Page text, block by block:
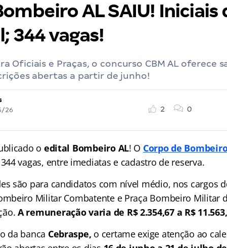
AL SAIU! Iniciais
344 vagas!
Oficiais e Praças, o concurso CBM AL oferece
abertas a partir de junho!
26
2 0
o edital Bombeiro AL! O Corpo de
vagas, entre imediatas e cadastro de reserva.
são para candidatos com nível médio, nos cargos
Militar Combatente e Praça Bombeiro Militar
A remuneração varia de R$ 2.354,67 a R$
da banca Cebraspe, o certame exige atenção ao